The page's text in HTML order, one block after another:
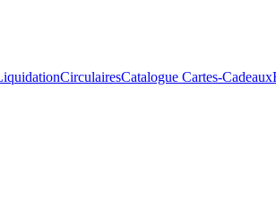
CirculairesCatalogue Cartes-Cadeaux